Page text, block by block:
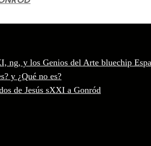
ng, y los Genios del Arte bluechip
y ¿Qué no es?
de Jesús sXXI a Gonród